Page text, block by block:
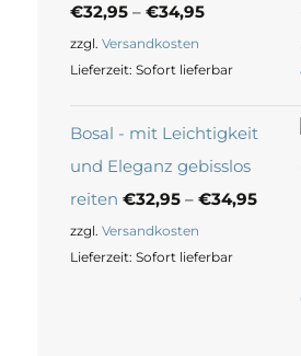
€32,95 –€34,95
zzgl.Versandkosten
Lieferzeit:Sofort lieferbar
Bosal - mit Leichtigkeit
und Eleganz gebisslos
reiten €32,95 –€34,95
zzgl.Versandkosten
Lieferzeit:Sofort lieferbar